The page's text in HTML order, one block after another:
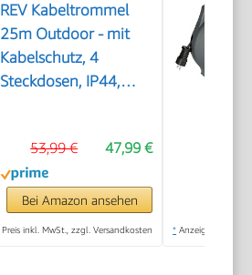
REV Kabeltrommel
25m Outdoor - mit
Kabelschutz, 4
Steckdosen, IP44,
47,99 €
53,99 €
Bei Amazon ansehen
Preis inkl. MwSt., zzgl. Versandkosten * Anzeige